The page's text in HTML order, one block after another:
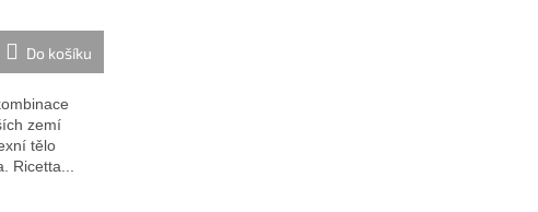
Do košíku
zemí
tělo
Ricetta...